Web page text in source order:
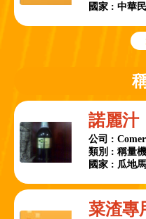
國家 : 中華
諾麗汁
公司 :
類別 : 稱量
國家 : 瓜地
菜渣專